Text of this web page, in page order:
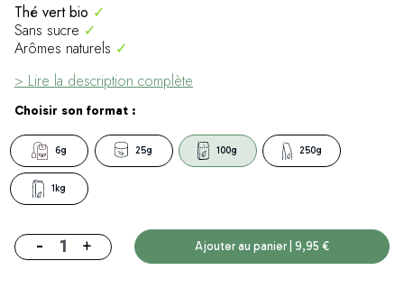
Thé vert bio ✓
Sans sucre ✓
Arômes naturels ✓
> Lire la description complète
Choisir son format :
6g 25g 100g 250g
1kg
- + Ajouter au panier | 9,95 €